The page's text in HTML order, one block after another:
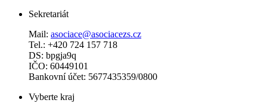
Sekretariát
Mail: asociace@asociacezs.cz
Tel.: +420 724 157 718
DS: bpgja9q
IČO: 60449101
Bankovní účet: 5677435359/0800
Vyberte kraj